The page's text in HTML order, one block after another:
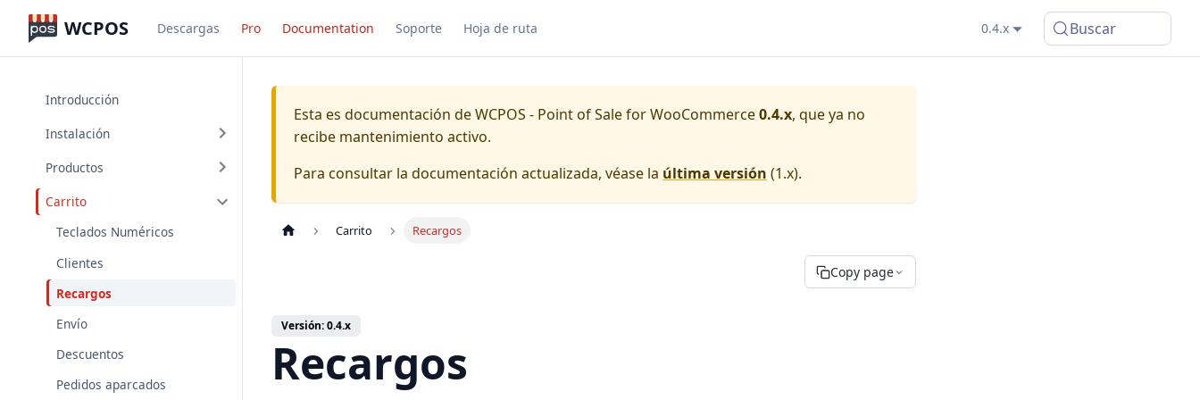
WCPOS Descargas Pro Documentation Soporte Hoja de ruta 0.4.x Buscar
Introducción
Instalación
Productos
Carrito
Teclados Numéricos
Clientes
Recargos
Envío
Descuentos
Pedidos aparcados
Esta es documentación deWCPOS - Point of Sale for WooCommerce0.4.x, que ya no
recibe mantenimiento activo.
Para consultar la documentación actualizada, véase la última versión (1.x).
Carrito Recargos
Copy page
Versión: 0.4.x
Recargos